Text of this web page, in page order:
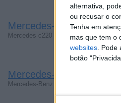
alternativa,
ou recusar o
Tenha em
mas que tem o
websites .
botão
Mercedes-Benz C 2001
Mercedes c220 cdi Modelo: C 220
Mercedes-Benz C 2001
Mercedes-Benz C220 CDI W203